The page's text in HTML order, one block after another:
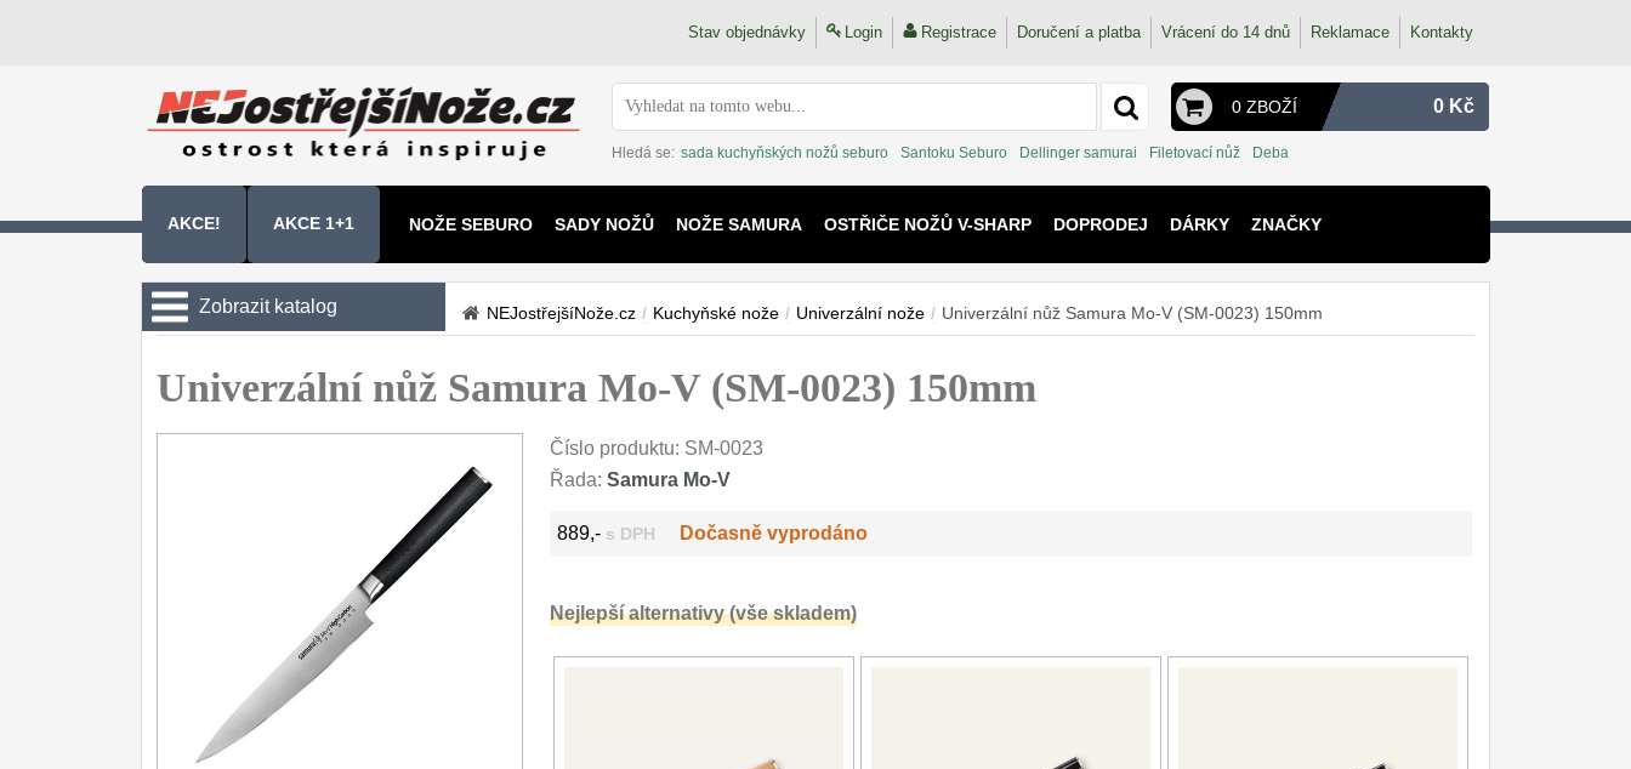
Stav objednávky Login Registrace Doručení a platba Vrácení do 14 dnů Reklamace Kontakty
0 ZBOŽÍ 0 Kč
Hledá se: sada kuchyňských nožů seburo Santoku Seburo Dellinger samurai Filetovací nůž Deba
AKCE! AKCE 1+1 NOŽE SEBURO SADY NOŽŮ NOŽE SAMURA OSTŘIČE NOŽŮ V-SHARP DOPRODEJ DÁRKY ZNAČKY
Zobrazit katalog
Sady kuchyňských nožů 9
Nože na ovoce a zeleninu 43
Nože NAKIRI
Filetovací nože
NEJostřejšíNože.cz / Kuchyňské nože / Univerzální nože / Univerzální nůž Samura Mo-V (SM-0023) 150mm
Univerzální nůž Samura Mo-V (SM-0023) 150mm
Číslo produktu: SM-0023
Řada: Samura Mo-V
889,- s DPH Dočasně vyprodáno
Nejlepší alternativy (vše skladem)